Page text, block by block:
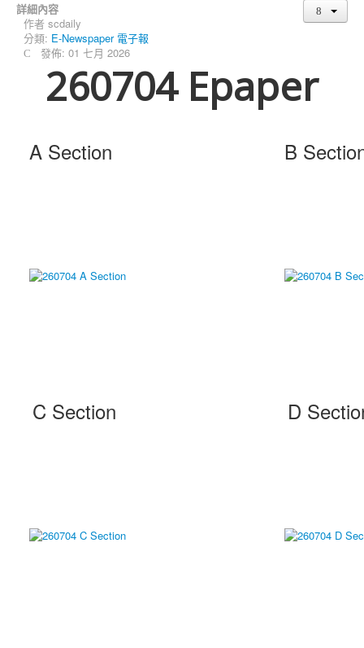
詳細內容
作者 scdaily
分類: E-Newspaper 電子報
發佈: 01 七月 2026
260704 Epaper
A Section B
C Section D